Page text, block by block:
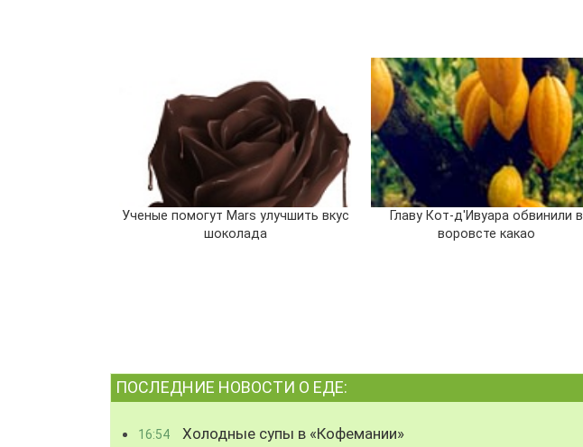
Ученые помогут Mars улучшить вкус
шоколада
Главу Кот-д'Ивуара обвинили в
воровсте какао
ПОСЛЕДНИЕ НОВОСТИ О ЕДЕ:
16:54 Холодные супы в «Кофемании»